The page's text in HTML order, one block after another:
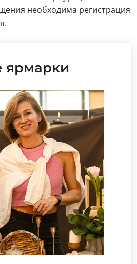
необходима регистрация
ярмарки